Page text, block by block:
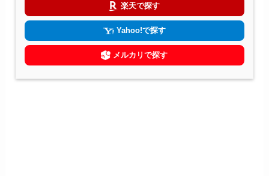
楽天で探す
Yahoo!で探す
メルカリで探す